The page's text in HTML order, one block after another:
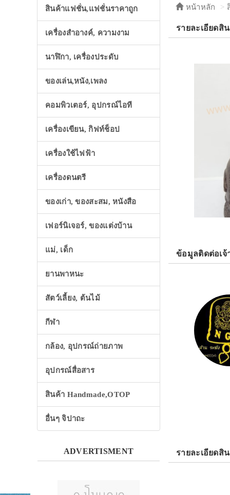
สินค้าแฟชั่น,แฟชั่นราคาถูก
เครื่องสำอางค์, ความงาม
นาฬิกา, เครื่องประดับ
ของเล่น,หนัง,เพลง
คอมพิวเตอร์, อุปกรณ์ไอที
เครื่องเขียน, กิฟท์ช็อป
เครื่องใช้ไฟฟ้า
เครื่องดนตรี
ของเก่า, ของสะสม, หนังสือ
เฟอร์นิเจอร์, ของแต่งบ้าน
แม่, เด็ก
ยานพาหนะ
สัตว์เลี้ยง, ต้นไม้
กีฬา
กล้อง, อุปกรณ์ถ่ายภาพ
อุปกรณ์สื่อสาร
สินค้า Handmade,OTOP
อื่นๆ จิปาถะ
ADVERTISMENT
หน้าหลัก
รายละเอียดสิ
ข้อมูลติดต่อเ
รายละเอียดสิ